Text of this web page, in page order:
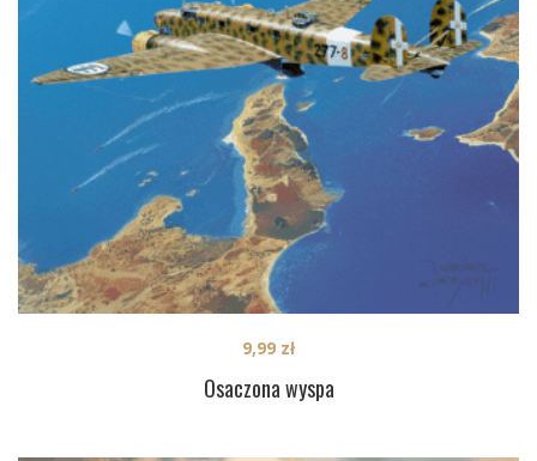
Osaczona wyspa
9,99 zł